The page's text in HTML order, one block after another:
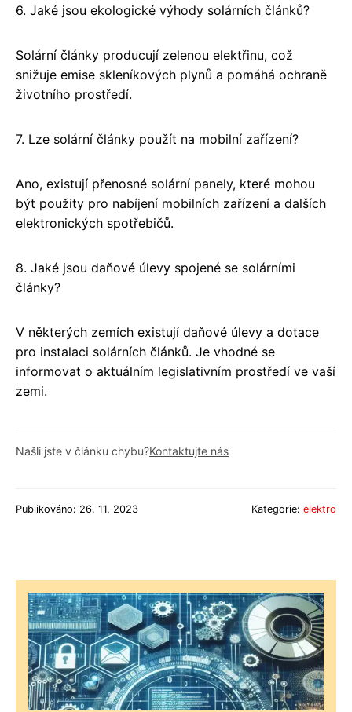
6. Jaké jsou ekologické výhody solárních článků?
Solární články producují zelenou elektřinu, což
snižuje emise skleníkových plynů a pomáhá ochraně
životního prostředí.
7. Lze solární články použít na mobilní zařízení?
Ano, existují přenosné solární panely, které mohou
být použity pro nabíjení mobilních zařízení a dalších
elektronických spotřebičů.
8. Jaké jsou daňové úlevy spojené se solárními
články?
V některých zemích existují daňové úlevy a dotace
pro instalaci solárních článků. Je vhodné se
informovat o aktuálním legislativním prostředí ve vaší
zemi.
Našli jste v článku chybu?Kontaktujte nás
Publikováno: 26. 11. 2023 Kategorie: elektro